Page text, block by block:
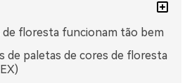
de floresta funcionam tão bem
de paletas de cores de floresta